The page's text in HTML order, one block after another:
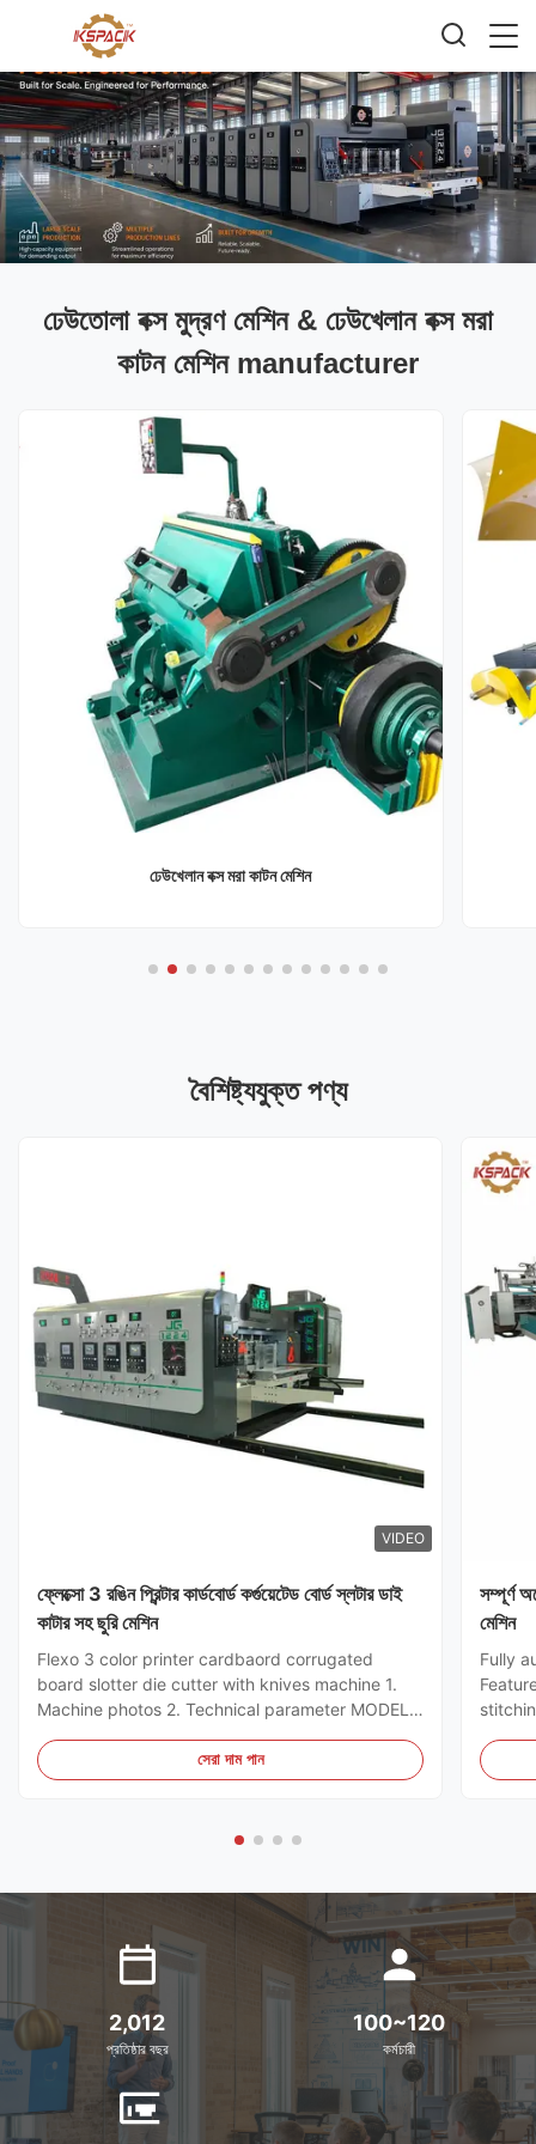
ঢেউতোলা বক্স মুদ্রণ মেশিন & ঢেউখেলান বক্স মরা
কাটন মেশিন manufacturer
ঢেউখেলান বক্স মরা কাটন মেশিন
বৈশিষ্ট্যযুক্ত পণ্য
VIDEO
ফ্লেক্সো 3 রঙিন প্রিন্টার কার্ডবোর্ড কর্গুয়েটেড বোর্ড স্লটার ডাই
কাটার সহ ছুরি মেশিন
Flexo 3 color printer cardbaord corrugated
board slotter die cutter with knives machine 1.
Machine photos 2. Technical parameter MODEL
COLOR 4 COLOR MNACHINE SIZE WALL BOARD
TO WALL BOARD SIZE
MACHINE DESIGN SPEED 200PCS ...
সেরা দাম পান
সম্পূর্ণ
মেশিন
Fully
the
can
2,012
প্রতিষ্ঠার বছর
100~120
কর্মচারী